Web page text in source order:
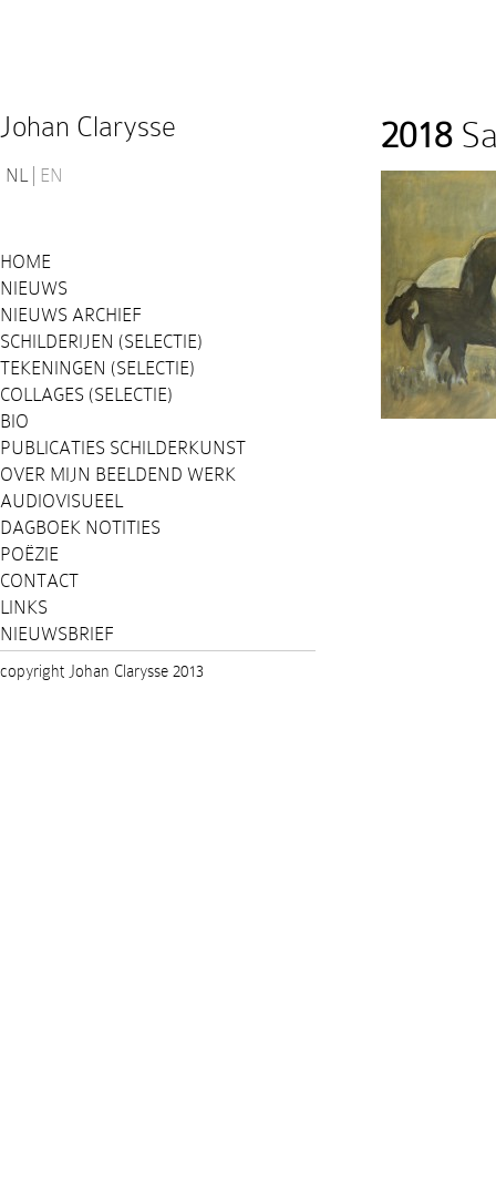
Johan Clarysse
NL EN
HOME
NIEUWS
NIEUWS ARCHIEF
SCHILDERIJEN (SELECTIE)
TEKENINGEN (SELECTIE)
COLLAGES (SELECTIE)
BIO
PUBLICATIES SCHILDERKUNST
OVER MIJN BEELDEND WERK
AUDIOVISUEEL
DAGBOEK NOTITIES
POËZIE
CONTACT
LINKS
NIEUWSBRIEF
2018
copyright Johan Clarysse 2013